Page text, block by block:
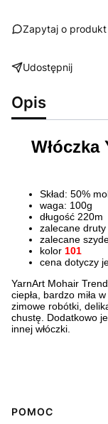
Zapytaj o produkt
Udostępnij
Opis
Skład: 50%
waga: 100g
długość 220m
zalecane
zalecane
kolor 101
cena dotyczy
YarnArt Mohair
ciepła, bardzo miła
zimowe robótki,
chustę. Dodatkowo
innej włóczki.
Linki w stopce
POMOC